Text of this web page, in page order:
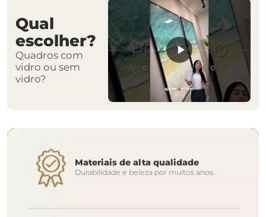
Qual
escolher?
Quadros com
vidro ou sem
vidro?
Materiais de alta qualidade
Durabilidade e beleza por muitos anos.